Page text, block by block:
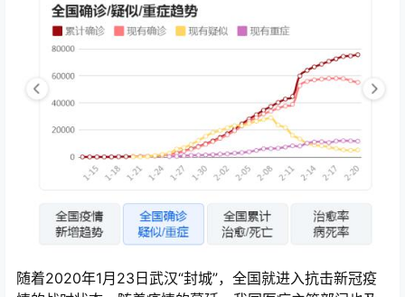
随着2020年1月23日武汉“封城”，全国就进入抗击新冠疫